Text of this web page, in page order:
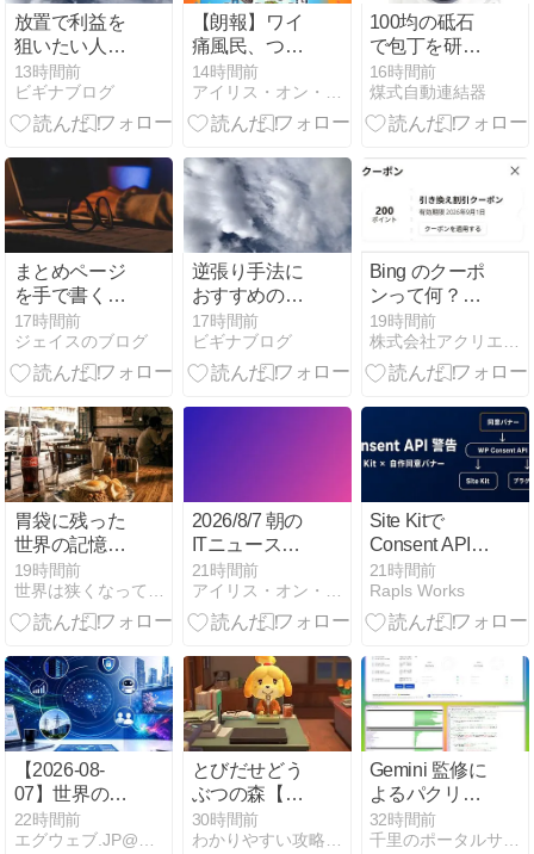
放置で利益を
狙いたい人が
『異国の殴り
込みGOLD』
を導入する前
13時間前
ビギナブログ
【朗報】ワイ
痛風民、つい
に年イチ発作
を克服
14時間前
100均の砥石
で包丁を研い
だら、逆に切
れ味が落ち
た。
16時間前
煤式自動連結器
まとめページ
を手で書くの
をやめた話 –
記事が増える
ほど管理が破
17時間前
ジェイスのブログ
逆張り手法に
おすすめのイ
ンジケーター
5選！相場の
底と天井を狙
17時間前
ビギナブログ
Bing のクーポ
ンって何？仕
組み・使い
方・注意点を
静かに整理！
19時間前
胃袋に残った
世界の記憶｜
海外生活960
日で出会った
食文化と食事
クロニクル外
伝）
19時間前
2026/8/7 朝の
ITニュースま
とめ
21時間前
Site Kitで
Consent API警
告が出た話｜
自作同意バナ
ー×Consent
穴と対処
21時間前
Rapls Works
【2026-08-
07】世界のAI
最新ニュー
ス：実行型
22時間前
とびだせどう
ぶつの森【お
月見】攻略 し
ずえがうさぎ
30時間前
Gemini 監修に
よるパクリサ
イト対策を実
施
32時間前